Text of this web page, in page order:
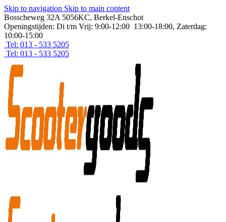
Skip to navigation Skip to main content
Bosscheweg 32A 5056KC, Berkel-Enschot
Openingstijden: Di t/m Vrij: 9:00-12:00 13:00-18:00, Zaterdag:
10:00-15:00
Tel: 013 - 533 5205
Tel: 013 - 533 5205